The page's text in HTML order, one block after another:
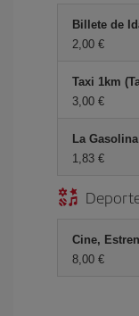
Billete de
2,00 €
Taxi 1km
3,00 €
La
1,83 €
Cine,
8,00 €